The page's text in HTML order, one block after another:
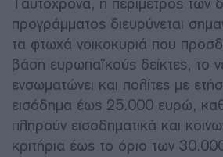
προγράμματος διευρύνεται
τα φτωχά νοικοκυριά που
βάση ευρωπαϊκούς δείκτες, το
ενσωματώνει και πολίτες με
εισόδημα έως 25.000 ευρώ,
πληρούν εισοδηματικά και
κριτήρια έως το όριο των